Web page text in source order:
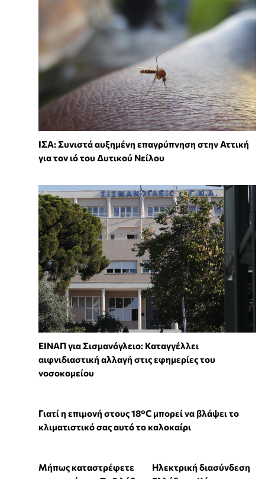
ΙΣΑ: Συνιστά αυξημένη επαγρύπνηση στην Αττική
για τον ιό του Δυτικού Νείλου
ΕΙΝΑΠ για Σισμανόγλειο: Καταγγέλλει
αιφνιδιαστική αλλαγή στις εφημερίες του
νοσοκομείου